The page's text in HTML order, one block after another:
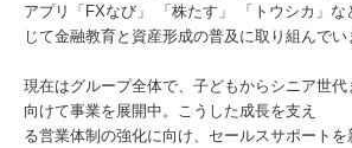
アプリ「FXなび」 「株たす」 「トウシカ」な
じて金融教育と資産形成の普及に取り組んでい
現在はグループ全体で、子どもからシニア世
向けて事業を展開中。こうした成長を支え
る営業体制の強化に向け、セールスサポート